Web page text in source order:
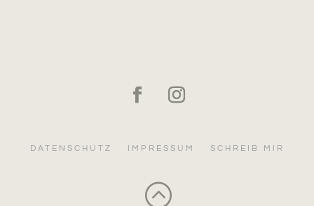
DATENSCHUTZ IMPRESSUM SCHREIB MIR
: